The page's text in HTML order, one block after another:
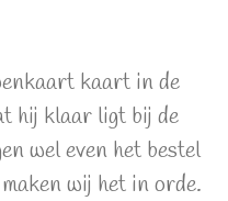
kaart in de
hij klaar ligt bij de
wel even het bestel
wij het in orde.